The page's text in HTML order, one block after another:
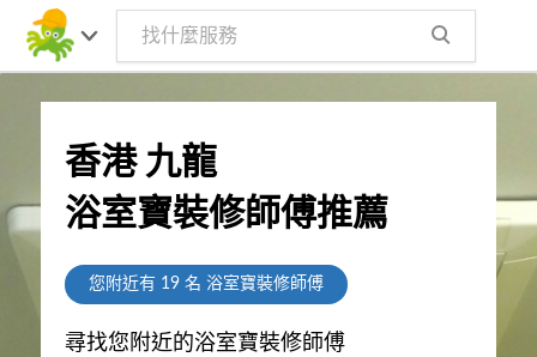
香港 九龍
浴室寶裝修師傅推薦
您附近有 19名 浴室寶裝修師傅
尋找您附近的浴室寶裝修師傅